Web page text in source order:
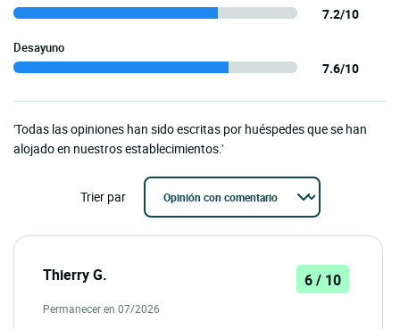
7.2/10
Desayuno
7.6/10
'Todas las opiniones han sido escritas por huéspedes que se han
alojado en nuestros establecimientos.'
Trier par
Thierry G. 6 / 10
Permanecer en 07/2026